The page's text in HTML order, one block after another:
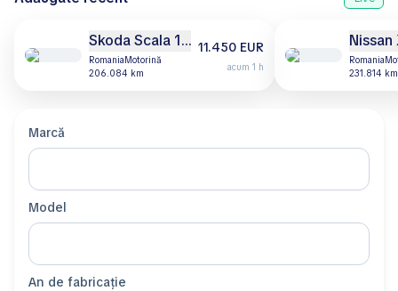
Skoda Scala 1.6 Diesel / 2019
Romania
motorină
206.084 km
11.450 EUR
acum 1 h
Nissan
Romania
231.814 km
Marcă
Model
An de fabricație